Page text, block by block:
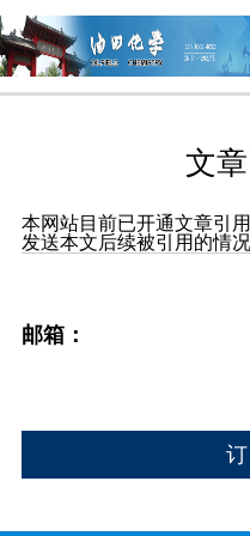
文
本网站目前已开通文章引
发送本文后续被引用的情
邮箱：